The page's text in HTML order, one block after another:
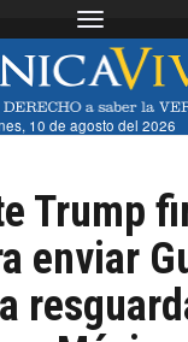
Toggle
10 de agosto del 2026
Trump
enviar